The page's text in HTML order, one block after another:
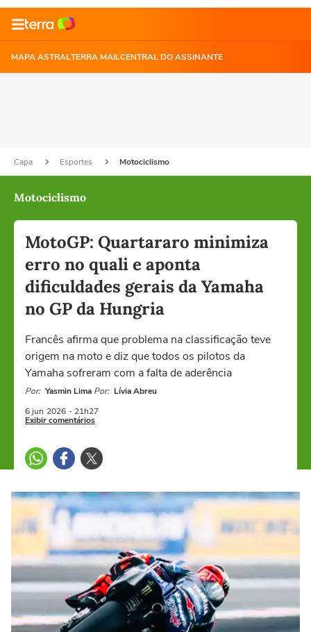
MAPA ASTRALTERRA MAILCENTRAL DO ASSINANTE
Capa Esportes Motociclismo
Motociclismo
MotoGP: Quartararo minimiza
erro no quali e aponta
dificuldades gerais da Yamaha
no GP da Hungria
Francês afirma que problema na classificação teve
origem na moto e diz que todos os pilotos da
Yamaha sofreram com a falta de aderência
Por: Yasmin Lima Por: Lívia Abreu
6 jun 2026 - 21h27
Exibir comentários